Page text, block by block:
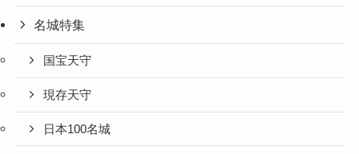
名城特集
国宝天守
現存天守
日本100名城